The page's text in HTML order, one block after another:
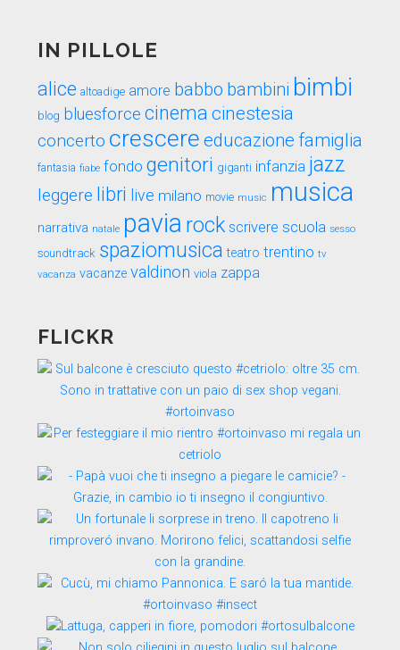
IN PILLOLE
alice altoadige amore babbo bambini bimbi
blog bluesforce cinema cinestesia
concerto crescere educazione famiglia
fantasia fiabe fondo genitori giganti infanzia jazz
leggere libri live milano movie music musica
narrativa natale pavia rock scrivere scuola sesso
soundtrack spaziomusica teatro trentino tv
vacanza vacanze valdinon viola zappa
FLICKR